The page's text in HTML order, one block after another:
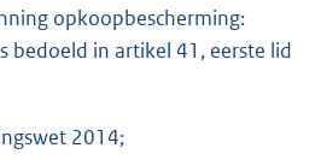
opkoopbescherming:
bedoeld in artikel 41, eerste lid
2014;